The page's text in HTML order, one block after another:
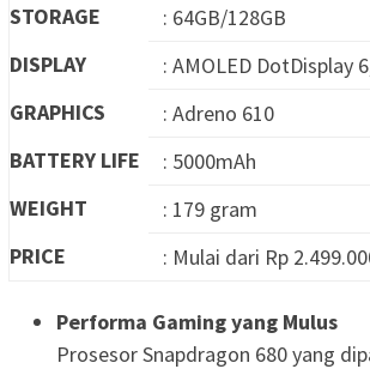
STORAGE
: 64GB/128GB
DISPLAY
: AMOLED DotDisplay
GRAPHICS
: Adreno 610
BATTERY LIFE
: 5000mAh
WEIGHT
: 179 gram
PRICE
: Mulai dari Rp
Performa Gaming yang Mulus
Prosesor Snapdragon 680 yang